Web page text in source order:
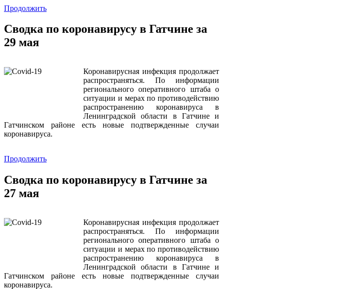
Продолжить
Сводка по коронавирусу в Гатчине за
29 мая
Коронавирусная инфекция продолжает
распространяться. По информации
регионального оперативного штаба о
ситуации и мерах по противодействию
распространению коронавируса в
Ленинградской области в Гатчине и
Гатчинском районе есть новые подтвержденные случаи
коронавируса.
Продолжить
Сводка по коронавирусу в Гатчине за
27 мая
Коронавирусная инфекция продолжает
распространяться. По информации
регионального оперативного штаба о
ситуации и мерах по противодействию
распространению коронавируса в
Ленинградской области в Гатчине и
Гатчинском районе есть новые подтвержденные случаи
коронавируса.